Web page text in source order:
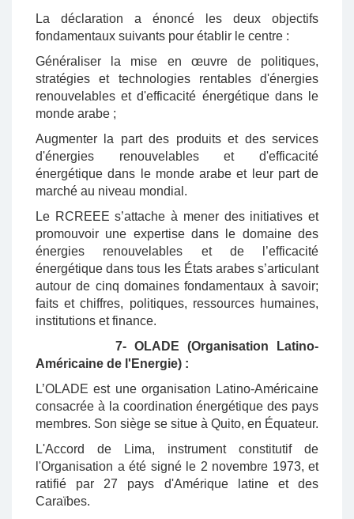
La déclaration a énoncé les deux objectifs
fondamentaux suivants pour établir le centre :
Généraliser la mise en œuvre de politiques,
stratégies et technologies rentables d'énergies
renouvelables et d'efficacité énergétique dans le
monde arabe ;
Augmenter la part des produits et des services
d'énergies renouvelables et d'efficacité
énergétique dans le monde arabe et leur part de
marché au niveau mondial.
Le RCREEE s’attache à mener des initiatives et
promouvoir une expertise dans le domaine des
énergies renouvelables et de l’efficacité
énergétique dans tous les États arabes s’articulant
autour de cinq domaines fondamentaux à savoir;
faits et chiffres, politiques, ressources humaines,
institutions et finance.
7- OLADE (Organisation Latino-
Américaine de l'Energie) :
L’OLADE est une organisation Latino-Américaine
consacrée à la coordination énergétique des pays
membres. Son siège se situe à Quito, en Équateur.
L'Accord de Lima, instrument constitutif de
l'Organisation a été signé le 2 novembre 1973, et
ratifié par 27 pays d'Amérique latine et des
Caraïbes.